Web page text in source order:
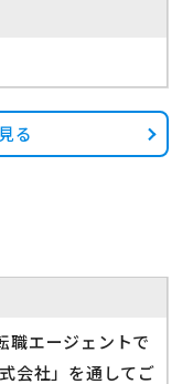
る
職エージェントで
会社」を通してご